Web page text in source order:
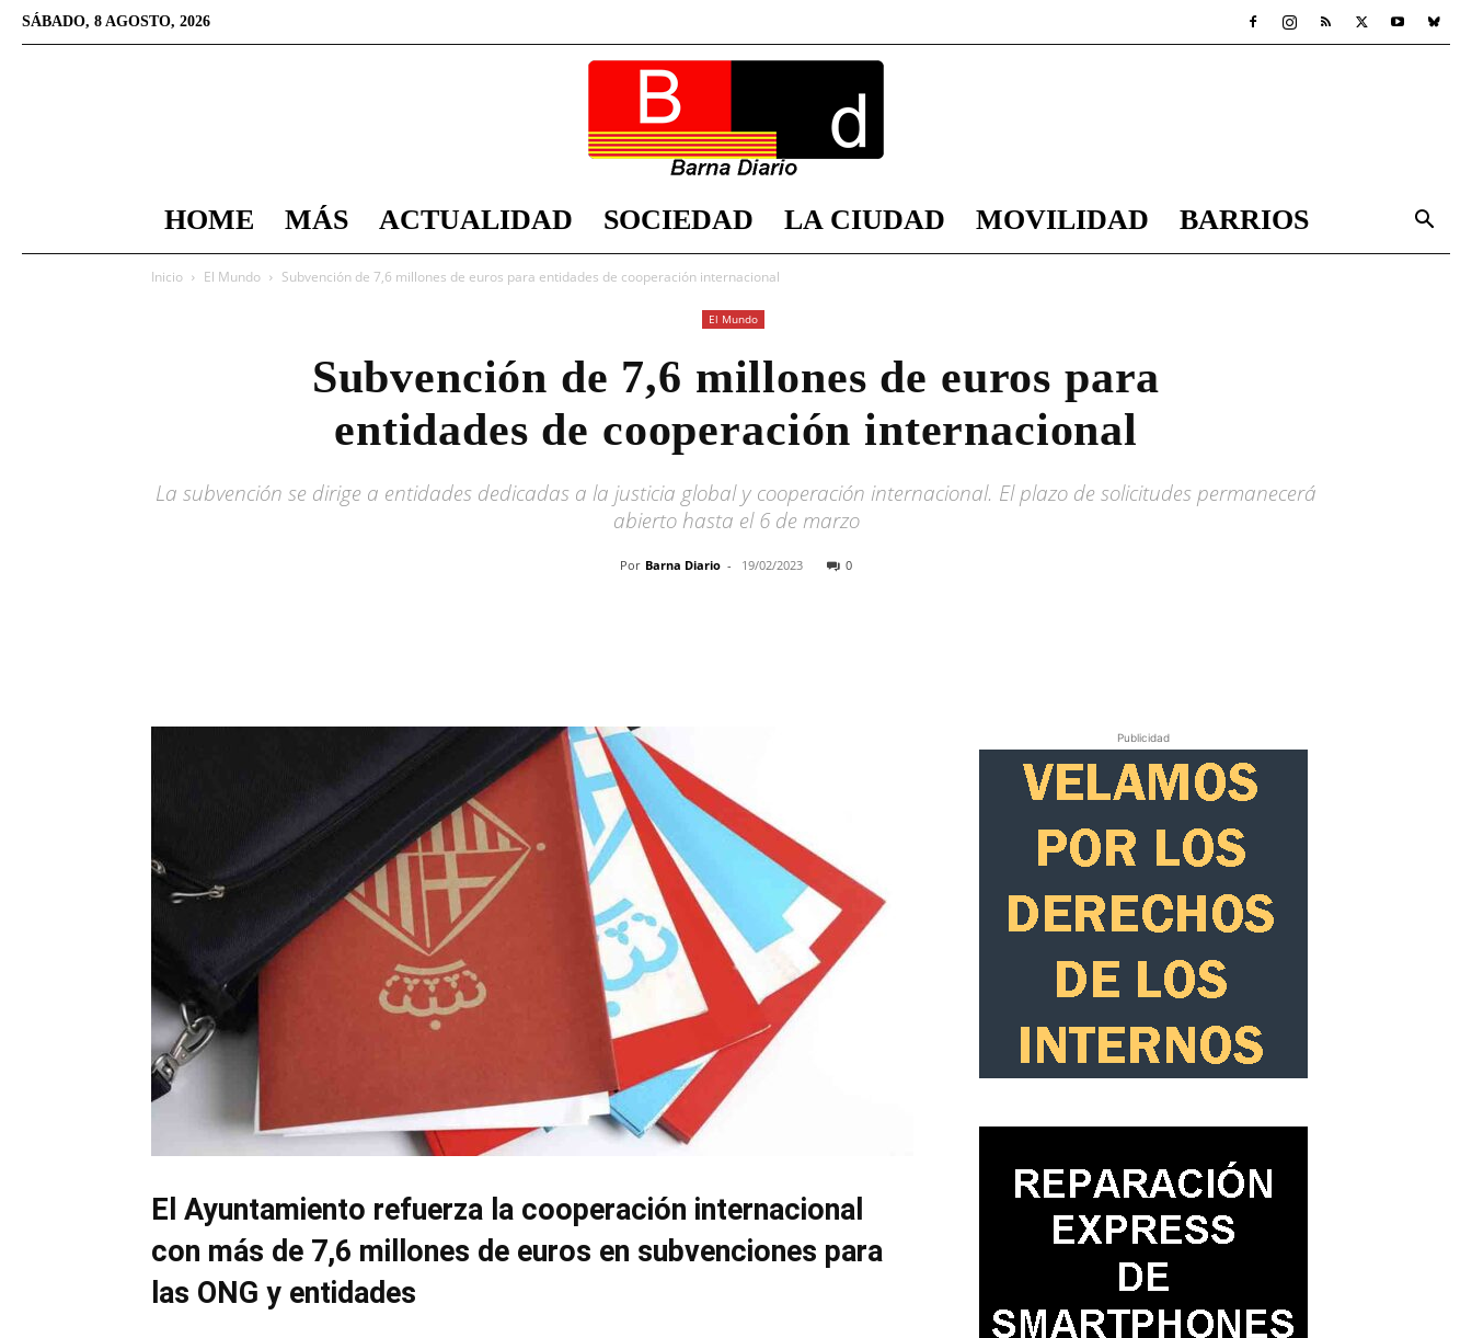
SÁBADO, 8 AGOSTO, 2026
Diario
HOME MÁS ACTUALIDAD SOCIEDAD LA CIUDAD MOVILIDAD BARRIOS
Inicio El Mundo Subvención de 7,6 millones de euros para entidades de cooperación internacional
El Mundo
Subvención de 7,6 millones de euros para
entidades de cooperación internacional
La subvención se dirige a entidades dedicadas a la justicia global y cooperación internacional. El plazo de solicitudes permanecerá
abierto hasta el 6 de marzo
Por Barna Diario - 19/02/2023 0
El Ayuntamiento refuerza la cooperación internacional
con más de 7,6 millones de euros en subvenciones para
las ONG y entidades
Publicidad